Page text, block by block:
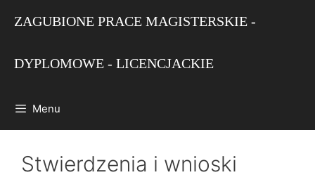
ZAGUBIONE PRACE MAGISTERSKIE -
DYPLOMOWE - LICENCJACKIE
Menu
Stwierdzenia i wnioski